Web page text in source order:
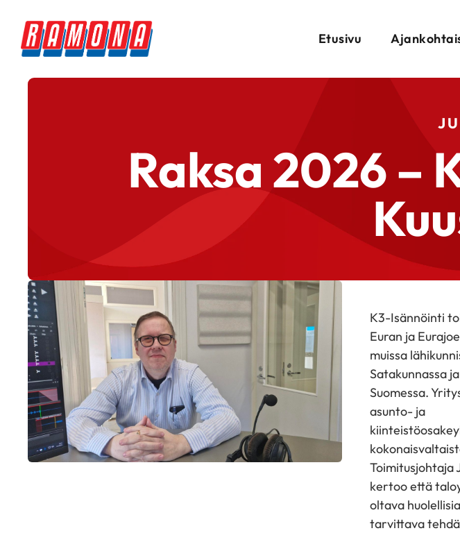
Etusivu
Raksa 2026 –
K3-Isännöinti
Euran ja
muissa
Satakunnassa
Suomessa.
asunto- ja
Toimitusjohtaja
kertoo että
oltava
tarvittava